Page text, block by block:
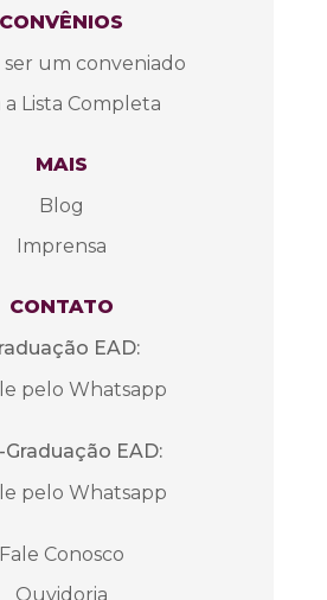
CONVÊNIOS
um conveniado
a Lista Completa
MAIS
Blog
Imprensa
CONTATO
EAD:
pelo Whatsapp
Graduação EAD:
pelo Whatsapp
Fale Conosco
Ouvidoria